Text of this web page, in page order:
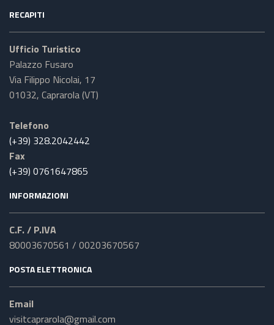
RECAPITI
Ufficio Turistico
Palazzo Fusaro
Via Filippo Nicolai, 17
01032, Caprarola (VT)
Telefono
(+39) 328.2042442
Fax
(+39) 0761647865
INFORMAZIONI
C.F. / P.IVA
80003670561 / 00203670567
POSTA ELETTRONICA
Email
visitcaprarola@gmail.com